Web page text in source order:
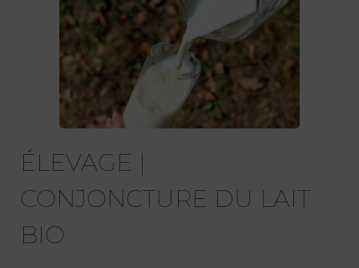
ÉLEVAGE |
CONJONCTURE DU LAIT
BIO